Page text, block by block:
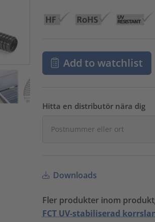
Add to watchlist
Hitta en distributör nära dig
Downloads
Fler produkter inom
FCT UV-stabiliserad